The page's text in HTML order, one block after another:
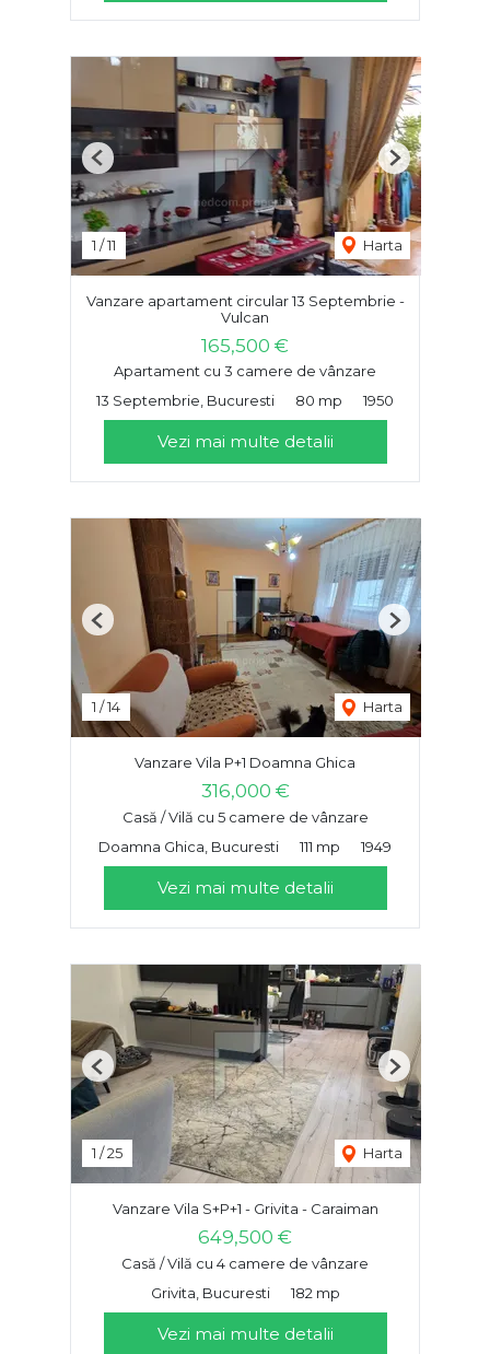
1 /11 Harta
Previous Next
Vanzare apartament circular 13 Septembrie -
Vulcan
165,500 €
Apartament cu 3 camere de vânzare
13 Septembrie, Bucuresti
80 mp 1950
Vezi mai multe detalii
1 /14 Harta
Previous Next
Vanzare Vila P+1 Doamna Ghica
316,000 €
Casă / Vilă cu 5 camere de vânzare
Doamna Ghica, Bucuresti
111 mp 1949
Vezi mai multe detalii
1 /25 Harta
Previous Next
Vanzare Vila S+P+1 - Grivita - Caraiman
649,500 €
Casă / Vilă cu 4 camere de vânzare
Grivita, Bucuresti
182 mp
Vezi mai multe detalii